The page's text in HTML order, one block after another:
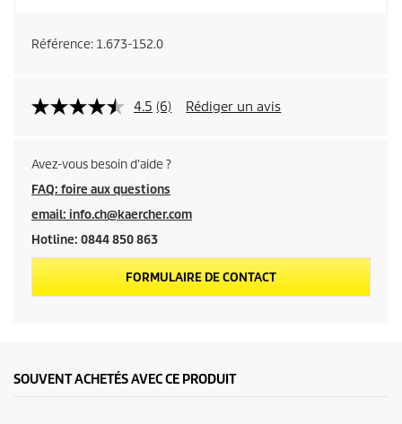
Référence: 1.673-152.0
4.5 (6) Rédiger un avis
Avez-vous besoin d'aide ?
FAQ: foire aux questions
email: info.ch@kaercher.com
Hotline: 0844 850 863
FORMULAIRE DE CONTACT
SOUVENT ACHETÉS AVEC CE PRODUIT